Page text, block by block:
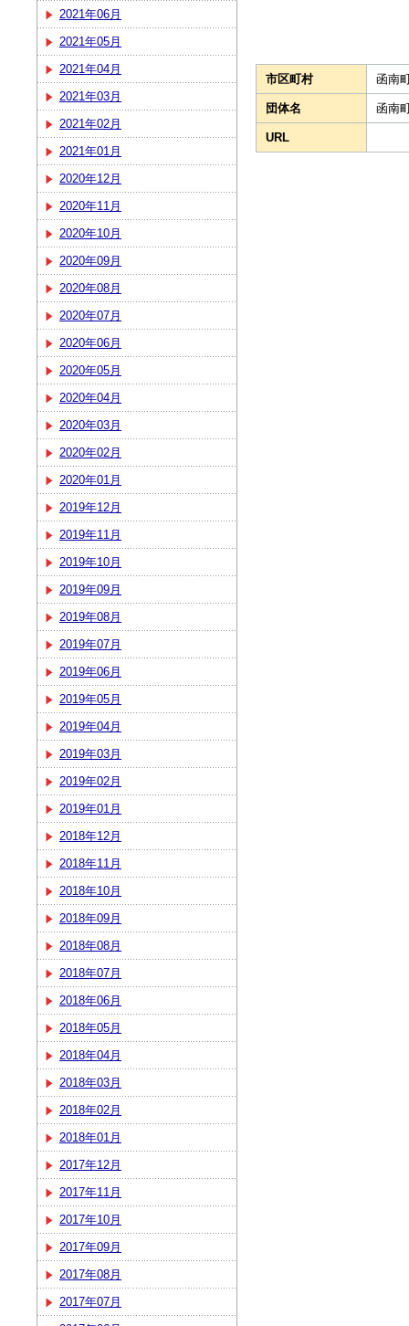
2021年06月
2021年05月
2021年04月
2021年03月
2021年02月
2021年01月
2020年12月
2020年11月
2020年10月
2020年09月
2020年08月
2020年07月
2020年06月
2020年05月
2020年04月
2020年03月
2020年02月
2020年01月
2019年12月
2019年11月
2019年10月
2019年09月
2019年08月
2019年07月
2019年06月
2019年05月
2019年04月
2019年03月
2019年02月
2019年01月
2018年12月
2018年11月
2018年10月
2018年09月
2018年08月
2018年07月
2018年06月
2018年05月
2018年04月
2018年03月
2018年02月
2018年01月
2017年12月
2017年11月
2017年10月
2017年09月
2017年08月
2017年07月
市区町村 函南
団体名 函南
URL